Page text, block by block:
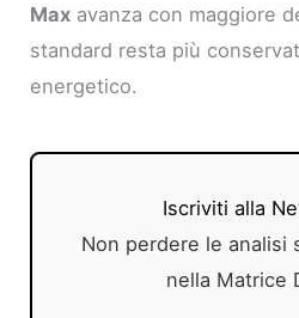
Max avanza con maggiore
standard resta più
energetico.
Iscriviti alla
Non perdere le analisi
nella Matrice